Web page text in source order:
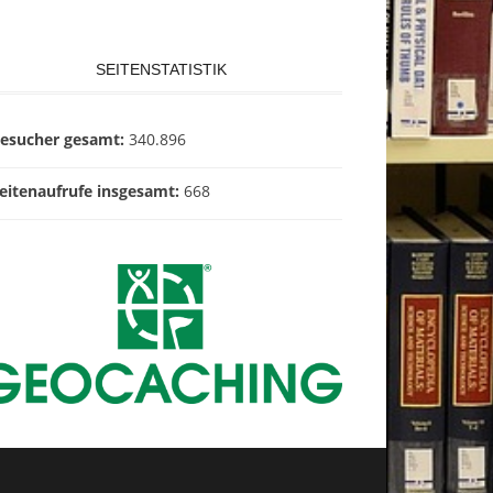
SEITENSTATISTIK
gesamt: 340.896
insgesamt: 668